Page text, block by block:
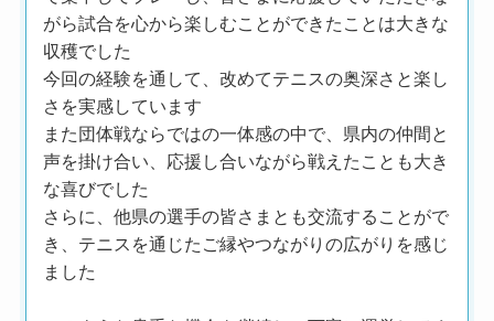
がら試合を心から楽しむことができたことは大きな
収穫でした
今回の経験を通して、改めてテニスの奥深さと楽し
さを実感しています
また団体戦ならではの一体感の中で、県内の仲間と
声を掛け合い、応援し合いながら戦えたことも大き
な喜びでした
さらに、他県の選手の皆さまとも交流することがで
き、テニスを通じたご縁やつながりの広がりを感じ
ました